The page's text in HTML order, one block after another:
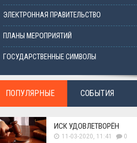
ЭЛЕКТРОННАЯ ПРАВИТЕЛЬСТВО
ПЛАНЫ МЕРОПРИЯТИЙ
ГОСУДАРСТВЕННЫЕ СИМВОЛЫ
ПОПУЛЯРНЫЕ СОБЫТИЯ
ИСК УДОВЛЕТВОРЁН
11-03-2020, 11:41 0